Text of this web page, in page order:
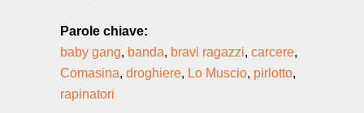
Parole chiave:
baby gang, banda, bravi ragazzi, carcere,
Comasina, droghiere, Lo Muscio, pirlotto,
rapinatori